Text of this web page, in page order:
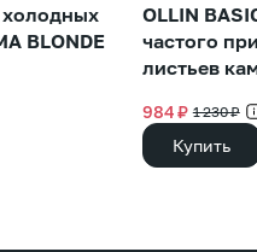
BLONDE
OLLIN
частого
листьев
984 ₽ 1 230 ₽
Купить